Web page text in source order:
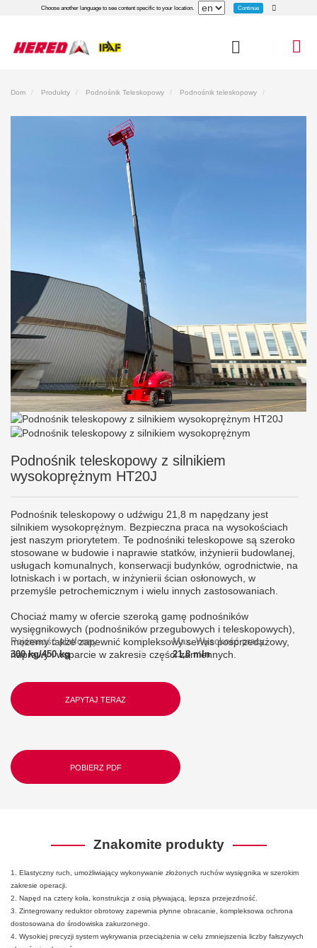
Choose another language to see content specific to your location. Continue
Dom Produkty Podnośnik Teleskopowy Podnośnik teleskopowy
Podnośnik teleskopowy z silnikiem wysokoprężnym HT20J
Podnośnik teleskopowy z silnikiem
wysokoprężnym HT20J
Podnośnik teleskopowy o udźwigu 21,8 m napędzany jest
silnikiem wysokoprężnym. Bezpieczna praca na wysokościach
jest naszym priorytetem. Te podnośniki teleskopowe są szeroko
stosowane w budowie i naprawie statków, inżynierii budowlanej,
usługach komunalnych, konserwacji budynków, ogrodnictwie, na
lotniskach i w portach, w inżynierii ścian osłonowych, w
przemyśle petrochemicznym i wielu innych zastosowaniach.
Chociaż mamy w ofercie szeroką gamę podnośników
wysięgnikowych (podnośników przegubowych i teleskopowych),
możemy także zapewnić kompleksowy serwis posprzedażowy,
naprawy i wsparcie w zakresie części zamiennych.
Pojemność platformy
300 kg/450 kg
Max. Wysokość pracy
21,8 mln
ZAPYTAJ TERAZ
POBIERZ PDF
Znakomite produkty
1. Elastyczny ruch, umożliwiający wykonywanie złożonych ruchów wysięgnika w szerokim
zakresie operacji.
2. Napęd na cztery koła, konstrukcja z osią pływającą, lepsza przejezdność.
3. Zintegrowany reduktor obrotowy zapewnia płynne obracanie, kompleksowa ochrona
dostosowana do środowiska zakurzonego.
4. Wysokiej precyzji system wykrywania przeciążenia w celu zmniejszenia liczby fałszywych